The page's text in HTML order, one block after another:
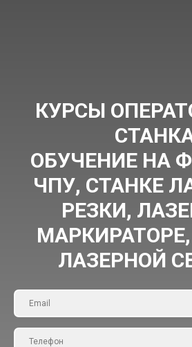
КУРСЫ
ОБУЧЕНИЕ НА
ЧПУ, СТАНКЕ
РЕЗКИ,
ЛАЗЕРНОЙ